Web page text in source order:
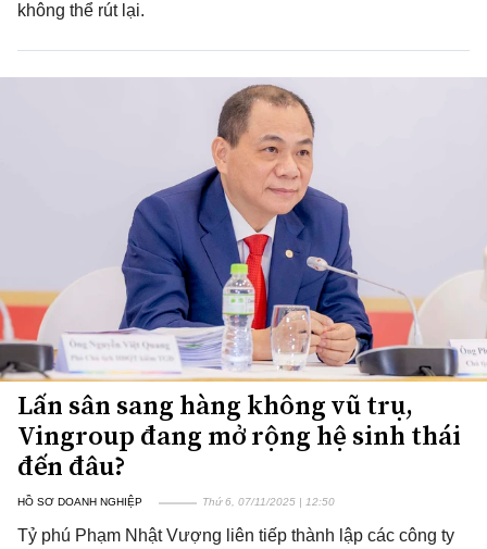
không thể rút lại.
Lấn sân sang hàng không vũ trụ,
Vingroup đang mở rộng hệ sinh thái
đến đâu?
HỒ SƠ DOANH NGHIỆP Thứ 6, 07/11/2025 | 12:50
Tỷ phú Phạm Nhật Vượng liên tiếp thành lập các công ty